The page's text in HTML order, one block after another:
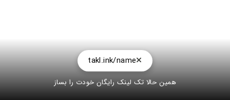
takl.ink/name
همین حالا تک لینک رایگان خودت را بساز